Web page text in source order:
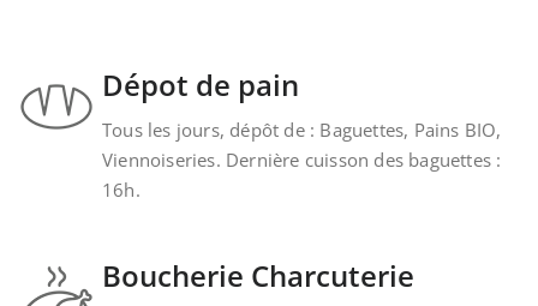
Dépot de pain
Tous les jours, dépôt de : Baguettes, Pains BIO,
Viennoiseries. Dernière cuisson des baguettes :
16h.
Boucherie Charcuterie